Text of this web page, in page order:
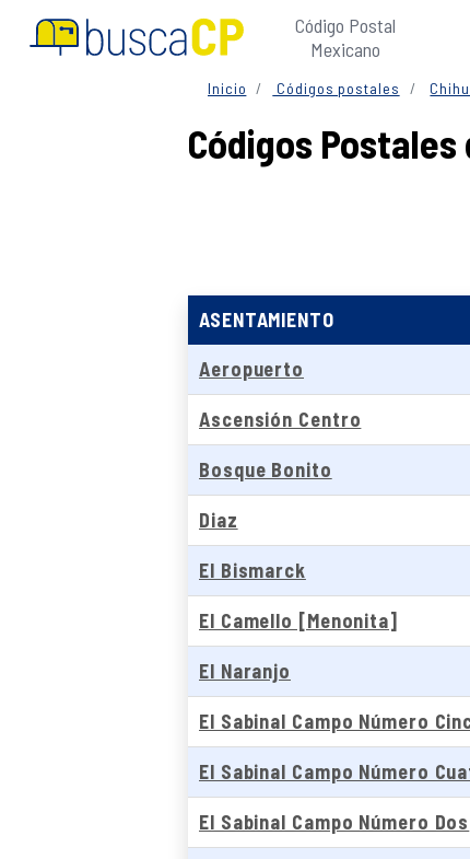
Código Postal
Mexicano
Inicio Códigos postales
Códigos
ASENTAMIENTO
Aeropuerto
Ascensión Centro
Bosque Bonito
Diaz
El Bismarck
El Camello [Menonita]
El Naranjo
El Sabinal Campo Número
El Sabinal Campo Número
El Sabinal Campo Número Dos